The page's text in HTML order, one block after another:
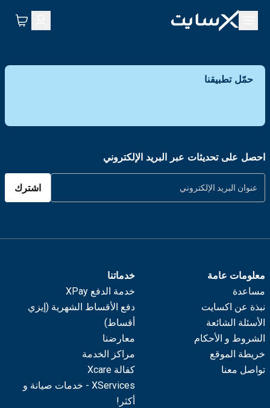
حمّل تطبيقنا
احصل على تحديثات عبر البريد الإلكتروني
اشترك
معلومات عامة
مساعدة
نبذة عن اكسايت
الأسئلة الشائعة
الشروط و الأحكام
خريطة الموقع
تواصل معنا
خدماتنا
خدمة الدفع XPay
دفع الأقساط الشهرية (إيزي
أقساط)
معارضنا
مراكز الخدمة
كفالة Xcare
XServices - خدمات صيانة و
أكثر!